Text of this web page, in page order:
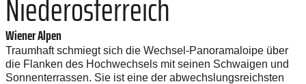
Wiener Alpen
Traumhaft schmiegt sich die Wechsel-­Panoramaloipe über
die Flanken des Hochwechsels mit seinen Schwaigen und
Sonnenterrassen. Sie ist eine der abwechslungsreichsten